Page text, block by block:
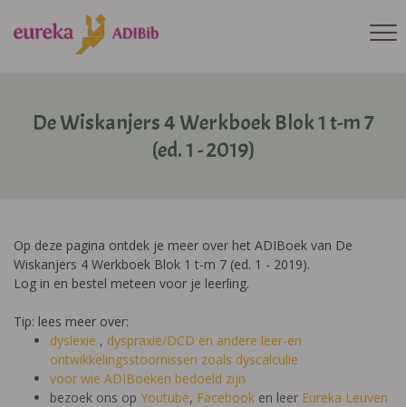
De Wiskanjers 4 Werkboek Blok 1 t-m 7
(ed. 1 - 2019)
Op deze pagina ontdek je meer over het ADIBoek van De
Wiskanjers 4 Werkboek Blok 1 t-m 7 (ed. 1 - 2019).
Log in en bestel meteen voor je leerling.
Tip: lees meer over:
dyslexie , dyspraxie/DCD en andere leer-en
ontwikkelingsstoornissen zoals dyscalculie
voor wie ADIBoeken bedoeld zijn
bezoek ons op Youtube, Facebook en leer Eureka Leuven